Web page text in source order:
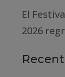
El
2026